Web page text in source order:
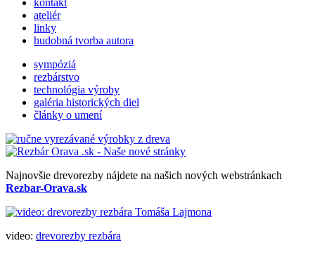
ateliér
linky
hudobná tvorba autora
sympóziá
rezbárstvo
technológia výroby
galéria historických diel
články o umení
Najnovšie drevorezby nájdete na našich nových webstránkach
Rezbar-Orava.sk
video: drevorezby rezbára